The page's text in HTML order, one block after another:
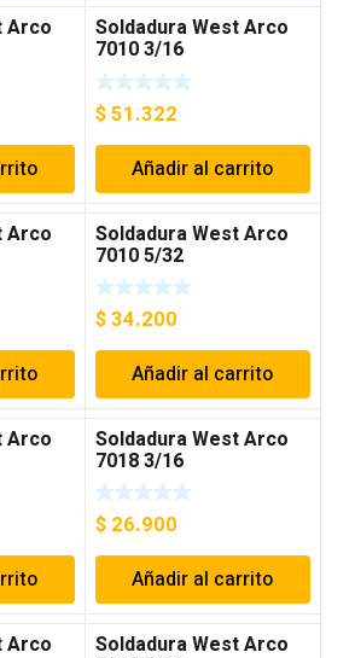
Arco Soldadura West Arco
7010 3/16
$51.322
Añadir al carrito
Arco Soldadura West Arco
7010 5/32
$34.200
Añadir al carrito
Arco Soldadura West Arco
7018 3/16
$26.900
Añadir al carrito
Arco Soldadura West Arco